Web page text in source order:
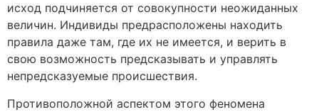
исход подчиняется от совокупности неожиданных
величин. Индивиды предрасположены находить
правила даже там, где их не имеется, и верить в
свою возможность предсказывать и управлять
непредсказуемые происшествия.
Противоположной аспектом этого феномена